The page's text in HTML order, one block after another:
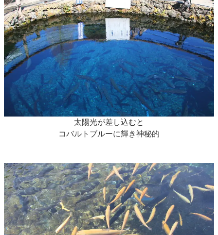
太陽光が差し込むと
コバルトブルーに輝き神秘的